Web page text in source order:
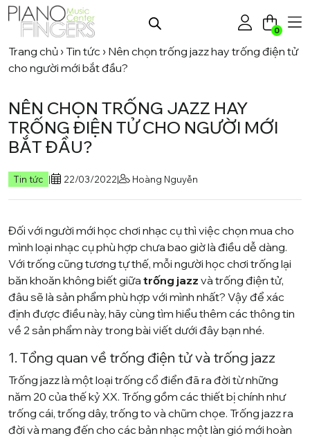
0
Trang chủ › Tin tức › Nên chọn trống jazz hay trống điện tử
cho người mới bắt đầu?
NÊN CHỌN TRỐNG JAZZ HAY
TRỐNG ĐIỆN TỬ CHO NGƯỜI MỚI
BẮT ĐẦU?
Tin tức | 22/03/2022| Hoàng Nguyễn
Đối với người mới học chơi nhạc cụ thì việc chọn mua cho
mình loại nhạc cụ phù hợp chưa bao giờ là điều dễ dàng.
Với trống cũng tương tự thế, mỗi người học chơi trống lại
băn khoăn không biết giữa trống jazz và trống điện tử,
đâu sẽ là sản phẩm phù hợp với mình nhất? Vậy để xác
định được điều này, hãy cùng tìm hiểu thêm các thông tin
về 2 sản phẩm này trong bài viết dưới đây bạn nhé.
1. Tổng quan về trống điện tử và trống jazz
Trống jazz là một loại trống cổ điển đã ra đời từ những
năm 20 của thế kỷ XX. Trống gồm các thiết bị chính như
trống cái, trống dây, trống to và chũm chọe. Trống jazz ra
đời và mang đến cho các bản nhạc một làn gió mới hoàn